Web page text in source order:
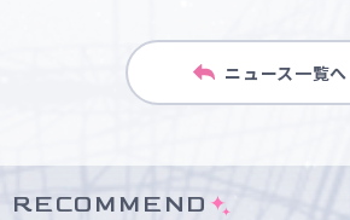
ニュース一覧へ
RECOMMEND